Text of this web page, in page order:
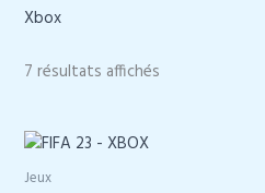
Xbox
7 résultats affichés
Jeux